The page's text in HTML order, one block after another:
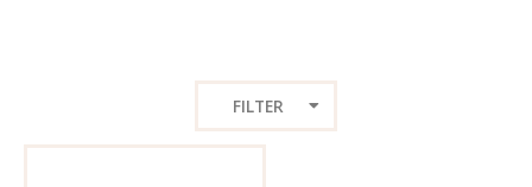
FILTER